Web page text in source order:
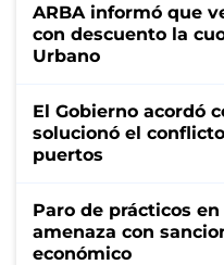
ARBA informó que
con descuento la
Urbano
El Gobierno acordó
solucionó el
puertos
Paro de prácticos
amenaza con
económico